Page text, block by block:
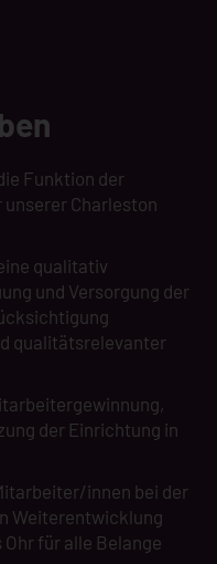
Funktion der
Charleston
qualitativ
und Versorgung der
qualitätsrelevanter
der Einrichtung in
innen bei der
Weiterentwicklung
für alle Belange